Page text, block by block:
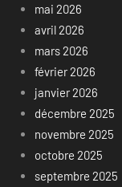
mai 2026
avril 2026
mars 2026
février 2026
janvier 2026
décembre 2025
novembre 2025
octobre 2025
septembre 2025